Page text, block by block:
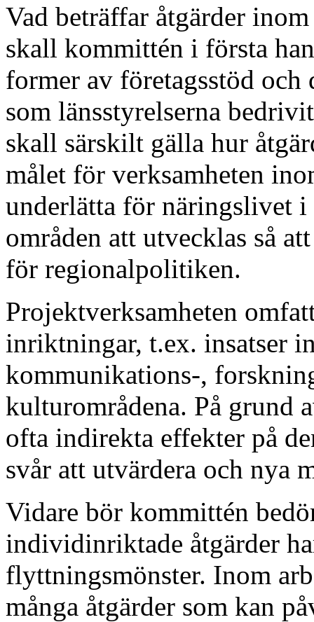
Vad beträffar åtgärder
skall kommittén i första
former av företagsstöd
som länsstyrelserna
skall särskilt gälla hur
målet för verksamheten
underlätta för näringslivet
områden att utvecklas så
för regionalpolitiken.
Projektverksamheten
inriktningar, t.ex. insatser
kommunikations-,
kulturområdena. På grund
ofta indirekta effekter på
svår att utvärdera och nya
Vidare bör kommittén
individinriktade åtgärder
flyttningsmönster. Inom
många åtgärder som kan